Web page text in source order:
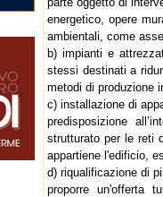
energetico, opere
ambientali, come
b) impianti e
stessi destinati a
metodi di produzione
c) installazione di
predisposizione
strutturato per le reti
appartiene l'edificio,
d) riqualificazione di
proporre un'offerta